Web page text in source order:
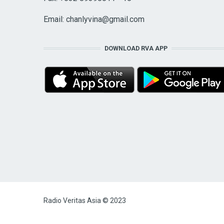
Email: chanlyvina@gmail.com
DOWNLOAD RVA APP
Radio Veritas Asia © 2023